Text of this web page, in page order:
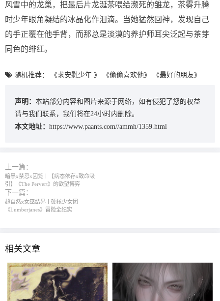
风雪中的龙巢，把最后片龙涎茶喂给濒死的雏龙，茶雾升腾
时少年眼角凝结的冰晶化作泪滴。当她猛然回神，发现自己
的手正覆在他手背，而那总是淡漠的养护师耳尖泛起与茶芽
同色的绯红。
随机推荐： 《求安慰少年 》 《偷偷喜欢他》 《最好的朋友》
声明： 本站部分内容和图片来源于网络，如有侵犯了您的权益
请与我们联系，我们将在24小时内删除。
本文地址： https://www.paants.com//ammh/1359.html
上一篇：
暗黑x禁忌x囚笼丨【病态依存x致命吸
引】《The Pervert》的欲望博弈
下一篇：
超自然x女巫结界丨硬核少女团
《Lumberjanes》冒险全纪实
相关文章